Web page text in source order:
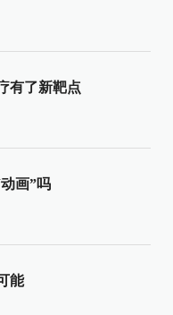
有了新靶点
画”吗
能